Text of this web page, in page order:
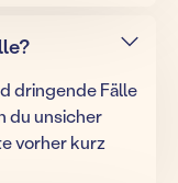
dringende Fälle
du unsicher
vorher kurz